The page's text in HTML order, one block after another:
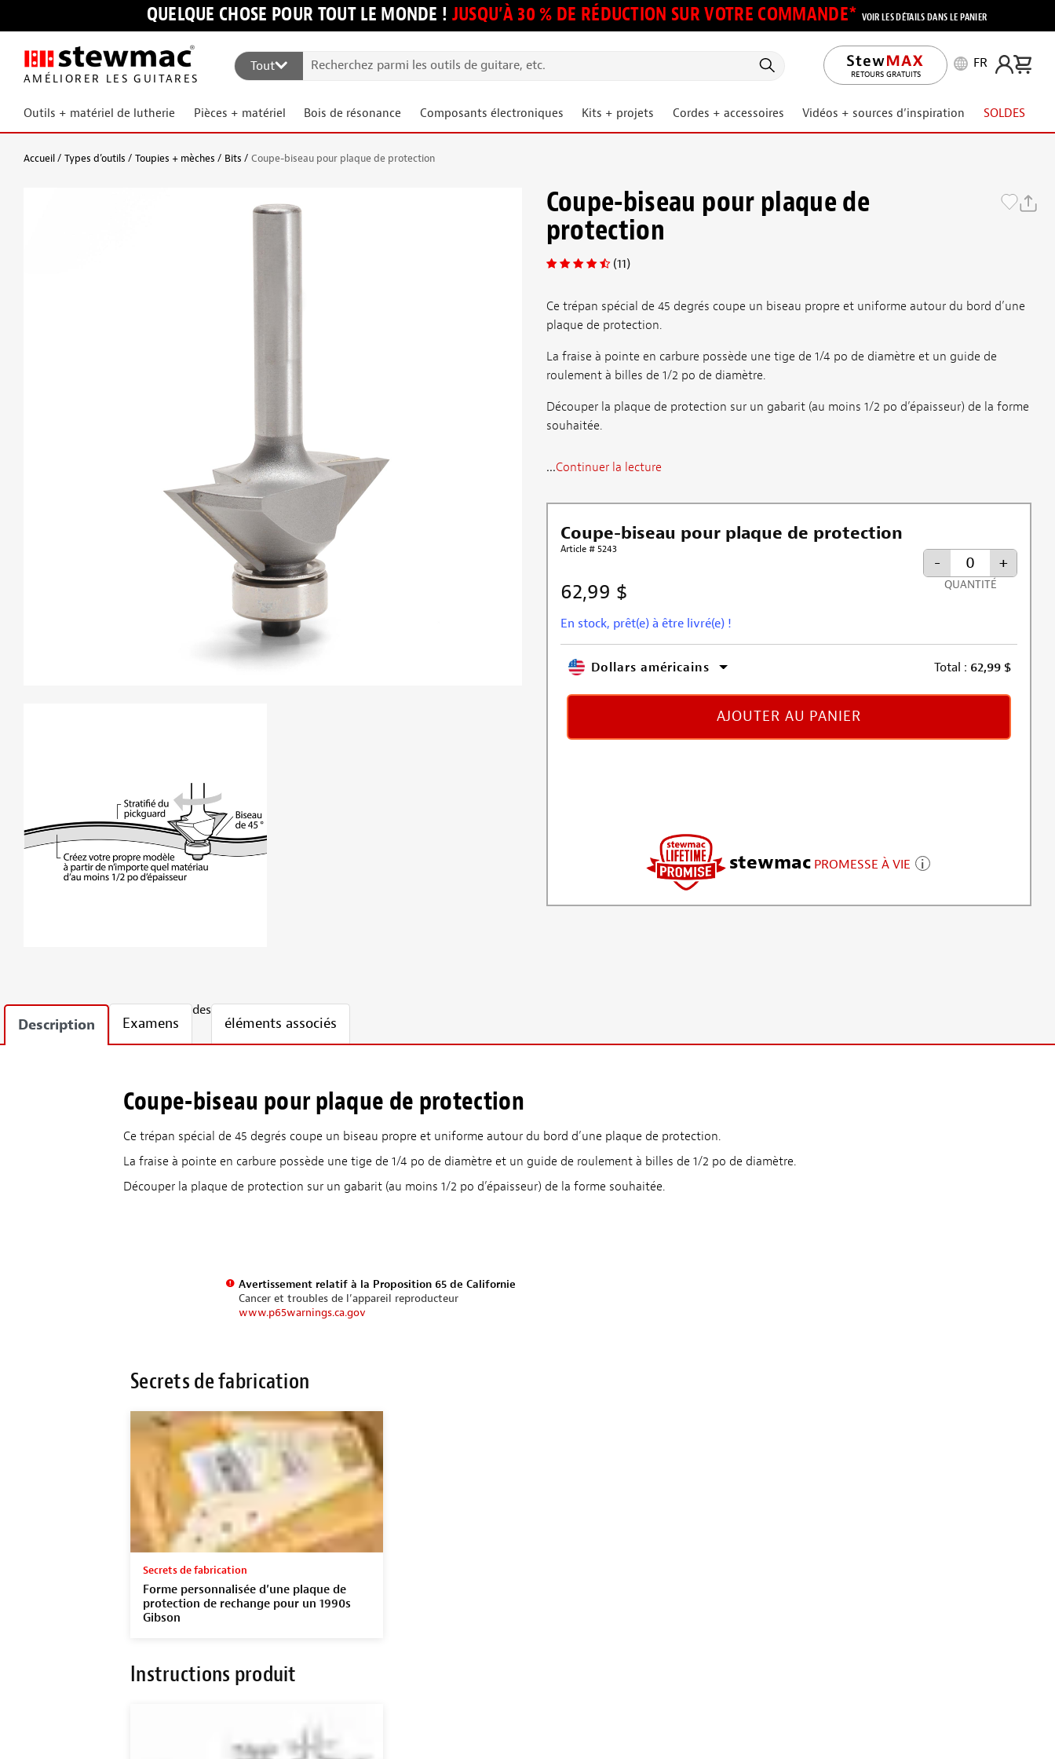
QUELQUE CHOSE POUR TOUT LE MONDE ! JUSQU’À 30 % DE RÉDUCTION SUR VOTRE COMMANDE* VOIR LES DÉTAILS DANS LE PANIER
AMÉLIORER LES GUITARES
Tout
RETOURS GRATUITS
FR
Outils + matériel de lutherie Pièces + matériel Bois de résonance Composants électroniques Kits + projets Cordes + accessoires Vidéos + sources d’inspiration SOLDES
Accueil Types d’outils Toupies + mèches Bits Coupe-biseau pour plaque de protection
Coupe-biseau pour plaque de
protection
(11)
Ce trépan spécial de 45 degrés coupe un biseau propre et uniforme autour du bord d’une
plaque de protection.
La fraise à pointe en carbure possède une tige de 1/4 po de diamètre et un guide de
roulement à billes de 1/2 po de diamètre.
Découper la plaque de protection sur un gabarit (au moins 1/2 po d’épaisseur) de la forme
souhaitée.
...Continuer la lecture
Coupe-biseau pour plaque de protection
Article # 5243
62,99 $
En stock, prêt(e) à être livré(e) !
- +
QUANTITÉ
Dollars américains Total : 62,99 $
AJOUTER AU PANIER
stewmac PROMESSE À VIE
Description Examens
des
éléments associés
Coupe-biseau pour plaque de protection
Ce trépan spécial de 45 degrés coupe un biseau propre et uniforme autour du bord d’une plaque de protection.
La fraise à pointe en carbure possède une tige de 1/4 po de diamètre et un guide de roulement à billes de 1/2 po de diamètre.
Découper la plaque de protection sur un gabarit (au moins 1/2 po d’épaisseur) de la forme souhaitée.
Avertissement relatif à la Proposition 65 de Californie
Cancer et troubles de l’appareil reproducteur
www.p65warnings.ca.gov
Secrets de fabrication
Secrets de fabrication
Forme personnalisée d’une plaque de
protection de rechange pour un 1990s
Gibson
Instructions produit